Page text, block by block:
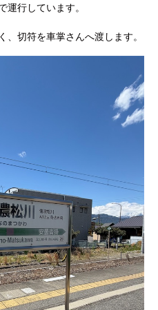
運行しています。
切符を車掌さんへ渡します。